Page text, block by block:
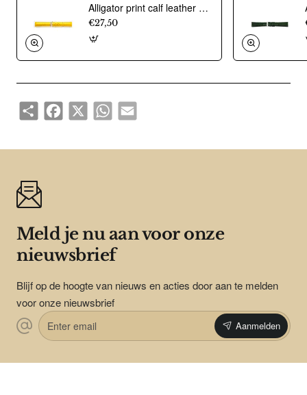
Alligator print calf leather strap, mat. With strong case and buckle connection, stitched loop and stainless steel buckle. This strap has soft leather lining and is super flexible - 20311
€27,50
ShareFacebook
X WhatsAppEmail
Meld je nu aan voor onze
nieuwsbrief
Blijf op de hoogte van nieuws en acties door aan te melden
voor onze nieuwsbrief
Enter
email
Aanmelden